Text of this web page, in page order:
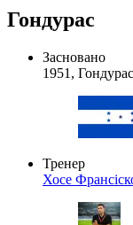
Гондурас
Засновано
1951, Гондурас
Тренер
Хосе